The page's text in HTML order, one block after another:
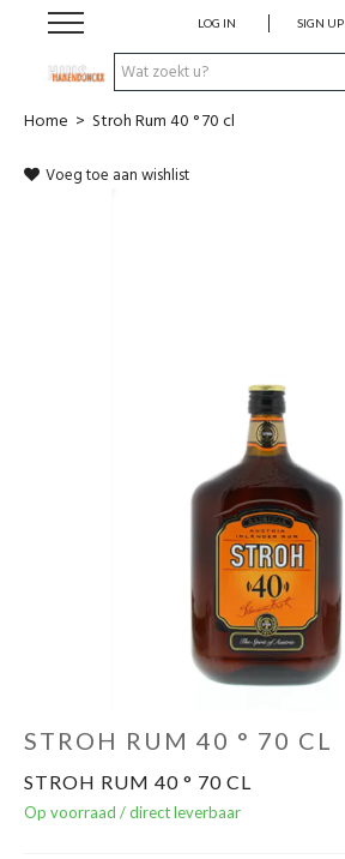
LOG IN SIGN UP
Wijnen
Geels Witteke De Maan's Jenever
Home > Stroh Rum 40 ° 70 cl
Voeg toe aan wishlist
STROH RUM 40 ° 70 CL
STROH RUM 40 ° 70 CL
Op voorraad / direct leverbaar